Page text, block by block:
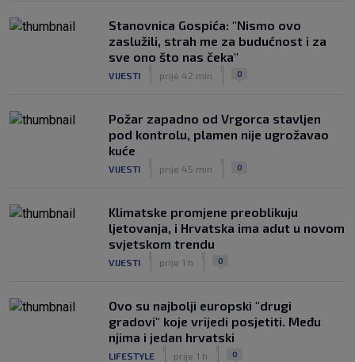
Stanovnica Gospića: "Nismo ovo
zaslužili, strah me za budućnost i za
sve ono što nas čeka"
VIJESTI prije 42 min 0
Požar zapadno od Vrgorca stavljen
pod kontrolu, plamen nije ugrožavao
kuće
VIJESTI prije 45 min 0
Klimatske promjene preoblikuju
ljetovanja, i Hrvatska ima adut u novom
svjetskom trendu
VIJESTI prije 1 h 0
Ovo su najbolji europski "drugi
gradovi" koje vrijedi posjetiti. Među
njima i jedan hrvatski
LIFESTYLE prije 1 h 0